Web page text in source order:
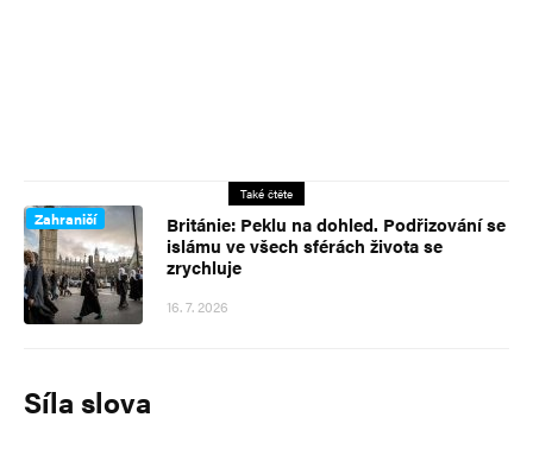
Také čtěte
Zahraničí
Británie: Peklu na dohled. Podřizování se
islámu ve všech sférách života se
zrychluje
16. 7. 2026
Síla slova